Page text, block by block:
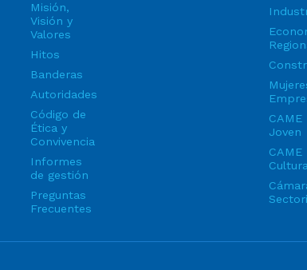
Misión,
Visión y
Valores
Hitos
Banderas
Autoridades
Código de
Ética y
Convivencia
Informes
de gestión
Preguntas
Frecuentes
CAME
Joven
CAME